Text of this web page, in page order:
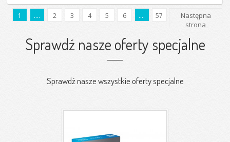
1 .... 2 3 4 5 6 .... 57
Następna
strona
Sprawdź nasze oferty specjalne
Sprawdź nasze wszystkie oferty specjalne